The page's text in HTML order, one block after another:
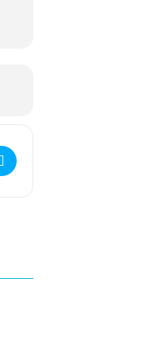
Oktoberfest **ausgebucht!